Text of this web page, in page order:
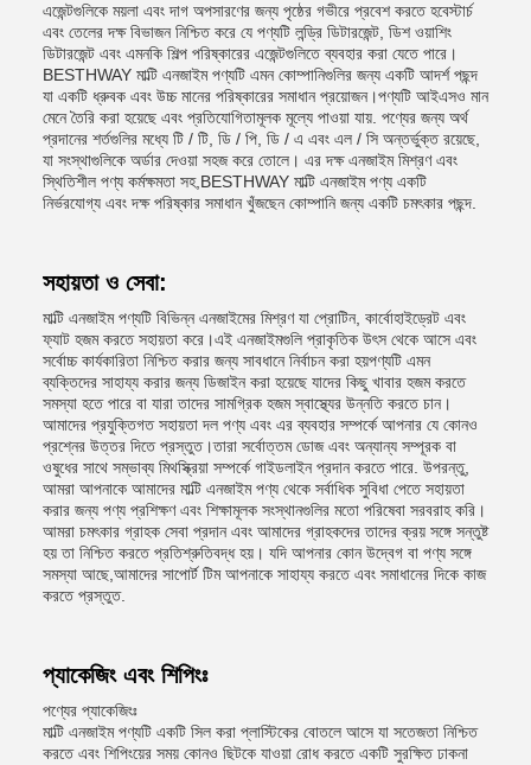
এজেন্টগুলিকে ময়লা এবং দাগ অপসারণের জন্য পৃষ্ঠের গভীরে প্রবেশ করতে হবেস্টার্চ
এবং তেলের দক্ষ বিভাজন নিশ্চিত করে যে পণ্যটি লন্ড্রি ডিটারজেন্ট, ডিশ ওয়াশিং
ডিটারজেন্ট এবং এমনকি শিল্প পরিষ্কারের এজেন্টগুলিতে ব্যবহার করা যেতে পারে।
BESTHWAY মাল্টি এনজাইম পণ্যটি এমন কোম্পানিগুলির জন্য একটি আদর্শ পছন্দ
যা একটি ধ্রুবক এবং উচ্চ মানের পরিষ্কারের সমাধান প্রয়োজন।পণ্যটি আইএসও মান
মেনে তৈরি করা হয়েছে এবং প্রতিযোগিতামূলক মূল্যে পাওয়া যায়. পণ্যের জন্য অর্থ
প্রদানের শর্তগুলির মধ্যে টি / টি, ডি / পি, ডি / এ এবং এল / সি অন্তর্ভুক্ত রয়েছে,
যা সংস্থাগুলিকে অর্ডার দেওয়া সহজ করে তোলে। এর দক্ষ এনজাইম মিশ্রণ এবং
স্থিতিশীল পণ্য কর্মক্ষমতা সহ,BESTHWAY মাল্টি এনজাইম পণ্য একটি
নির্ভরযোগ্য এবং দক্ষ পরিষ্কার সমাধান খুঁজছেন কোম্পানি জন্য একটি চমৎকার পছন্দ.
সহায়তা ও সেবা:
মাল্টি এনজাইম পণ্যটি বিভিন্ন এনজাইমের মিশ্রণ যা প্রোটিন, কার্বোহাইড্রেট এবং
ফ্যাট হজম করতে সহায়তা করে।এই এনজাইমগুলি প্রাকৃতিক উৎস থেকে আসে এবং
সর্বোচ্চ কার্যকারিতা নিশ্চিত করার জন্য সাবধানে নির্বাচন করা হয়পণ্যটি এমন
ব্যক্তিদের সাহায্য করার জন্য ডিজাইন করা হয়েছে যাদের কিছু খাবার হজম করতে
সমস্যা হতে পারে বা যারা তাদের সামগ্রিক হজম স্বাস্থ্যের উন্নতি করতে চান।
আমাদের প্রযুক্তিগত সহায়তা দল পণ্য এবং এর ব্যবহার সম্পর্কে আপনার যে কোনও
প্রশ্নের উত্তর দিতে প্রস্তুত।তারা সর্বোত্তম ডোজ এবং অন্যান্য সম্পূরক বা
ওষুধের সাথে সম্ভাব্য মিথস্ক্রিয়া সম্পর্কে গাইডলাইন প্রদান করতে পারে. উপরন্তু,
আমরা আপনাকে আমাদের মাল্টি এনজাইম পণ্য থেকে সর্বাধিক সুবিধা পেতে সহায়তা
করার জন্য পণ্য প্রশিক্ষণ এবং শিক্ষামূলক সংস্থানগুলির মতো পরিষেবা সরবরাহ করি।
আমরা চমৎকার গ্রাহক সেবা প্রদান এবং আমাদের গ্রাহকদের তাদের ক্রয় সঙ্গে সন্তুষ্ট
হয় তা নিশ্চিত করতে প্রতিশ্রুতিবদ্ধ হয়। যদি আপনার কোন উদ্বেগ বা পণ্য সঙ্গে
সমস্যা আছে,আমাদের সাপোর্ট টিম আপনাকে সাহায্য করতে এবং সমাধানের দিকে কাজ
করতে প্রস্তুত.
প্যাকেজিং এবং শিপিংঃ
পণ্যের প্যাকেজিংঃ
মাল্টি এনজাইম পণ্যটি একটি সিল করা প্লাস্টিকের বোতলে আসে যা সতেজতা নিশ্চিত
করতে এবং শিপিংয়ের সময় কোনও ছিটকে যাওয়া রোধ করতে একটি সুরক্ষিত ঢাকনা